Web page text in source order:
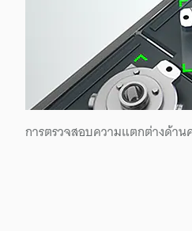
การตรวจสอบความแตกต่างด้าน